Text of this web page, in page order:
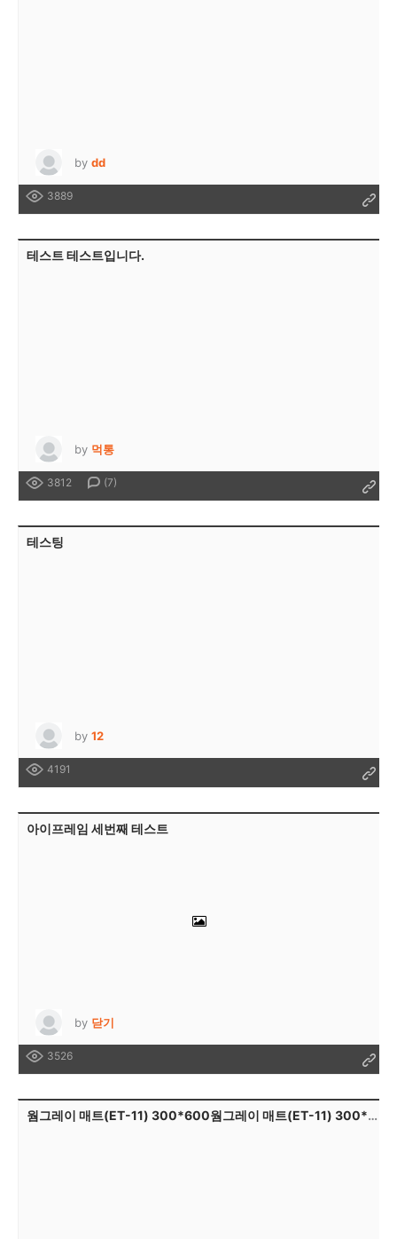
by dd
3889
테스트 테스트입니다.
by 먹통
3812 (7)
테스팅
by 12
4191
아이프레임 세번째 테스트
by 닫기
3526
웜그레이 매트(ET-11) 300*600웜그레이 매트(ET-11) 300*600웜그레이 매트(ET-11) 300*600